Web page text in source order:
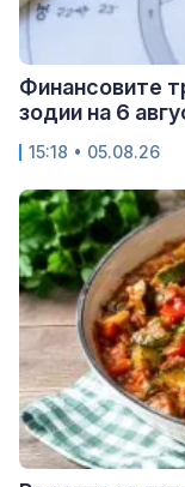
Финансовите
зодии на 6
15:18 • 05.08.26